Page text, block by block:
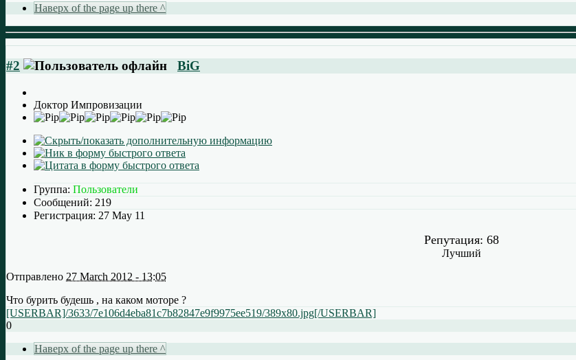
Наверх of the page up there ^
#2 BiG
Доктор Импровизации
Группа: Пользователи
Сообщений: 219
Регистрация: 27 May 11
Репутация: 68
Лучший
Отправлено 27 March 2012 - 13:05
Что бурить будешь , на каком моторе ?
[USERBAR]/3633/7e106d4eba81c7b82847e9f9975ee519/389x80.jpg[/USERBAR]
0
Наверх of the page up there ^